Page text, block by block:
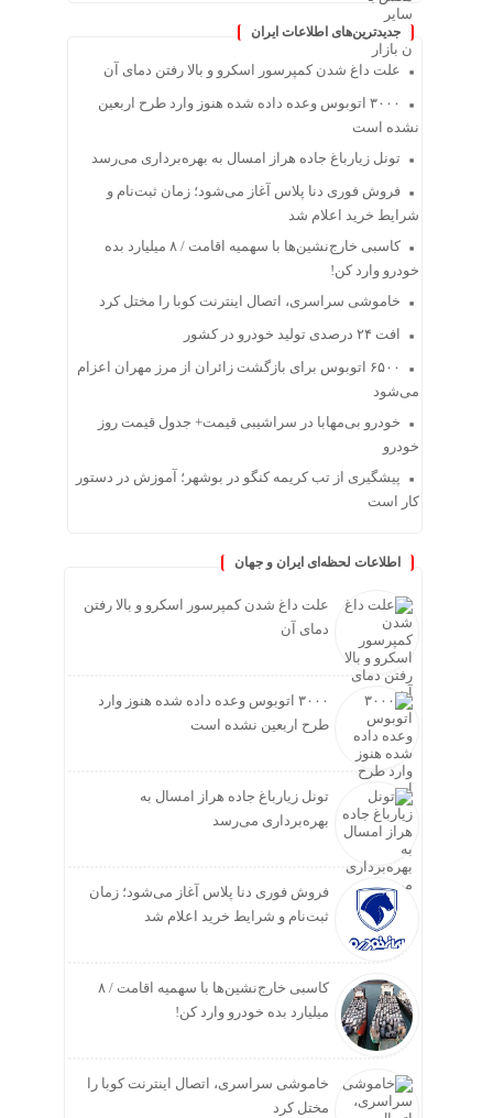
جدیدترین‌های اطلاعات ایران
علت داغ شدن کمپرسور اسکرو و بالا رفتن دمای آن
۳۰۰۰ اتوبوس وعده داده شده هنوز وارد طرح اربعین
نشده است
تونل زیارباغ جاده هراز امسال به بهره‌برداری می‌رسد
فروش فوری دنا پلاس آغاز می‌شود؛ زمان ثبت‌نام و
شرایط خرید اعلام شد
کاسبی خارج‌نشین‌ها با سهمیه اقامت / ۸ میلیارد بده
خودرو وارد کن!
خاموشی سراسری، اتصال اینترنت کوبا را مختل کرد
افت ۲۴ درصدی تولید خودرو در کشور
۶۵۰۰ اتوبوس برای بازگشت زائران از مرز مهران اعزام
می‌شود
خودرو بی‌مهابا در سراشیبی قیمت+ جدول قیمت روز
خودرو
پیشگیری از تب کریمه کنگو در بوشهر؛ آموزش در دستور
کار است
اطلاعات لحظه‌ای ایران و جهان
علت داغ شدن کمپرسور اسکرو و بالا رفتن
دمای آن
۳۰۰۰ اتوبوس وعده داده شده هنوز وارد
طرح اربعین نشده است
تونل زیارباغ جاده هراز امسال به
بهره‌برداری می‌رسد
فروش فوری دنا پلاس آغاز می‌شود؛ زمان
ثبت‌نام و شرایط خرید اعلام شد
کاسبی خارج‌نشین‌ها با سهمیه اقامت / ۸
میلیارد بده خودرو وارد کن!
خاموشی سراسری، اتصال اینترنت کوبا را
مختل کرد